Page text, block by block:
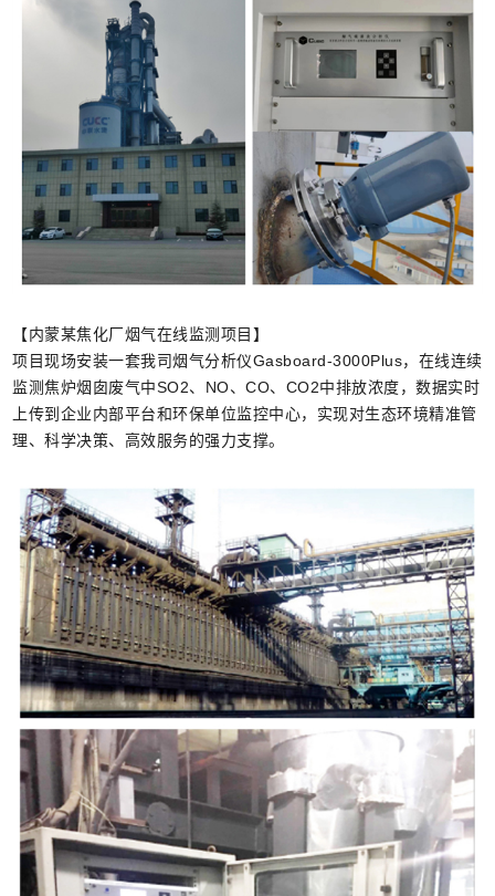
【内蒙某焦化厂烟气在线监测项目】
项目现场安装一套我司烟气分析仪Gasboard-3000Plus，在线连续
监测焦炉烟囱废气中SO2、NO、CO、CO2中排放浓度，数据实时
上传到企业内部平台和环保单位监控中心，实现对生态环境精准管
理、科学决策、高效服务的强力支撑。